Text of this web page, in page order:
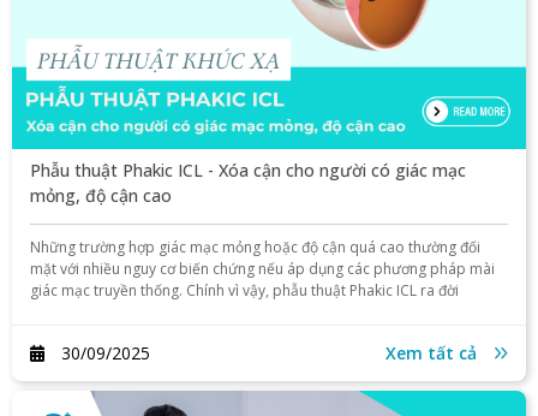
Phẫu thuật Phakic ICL - Xóa cận cho người có giác mạc
mỏng, độ cận cao
Những trường hợp giác mạc mỏng hoặc độ cận quá cao thường đối
mặt với nhiều nguy cơ biến chứng nếu áp dụng các phương pháp mài
giác mạc truyền thống. Chính vì vậy, phẫu thuật Phakic ICL ra đời
30/09/2025 Xem tất cả